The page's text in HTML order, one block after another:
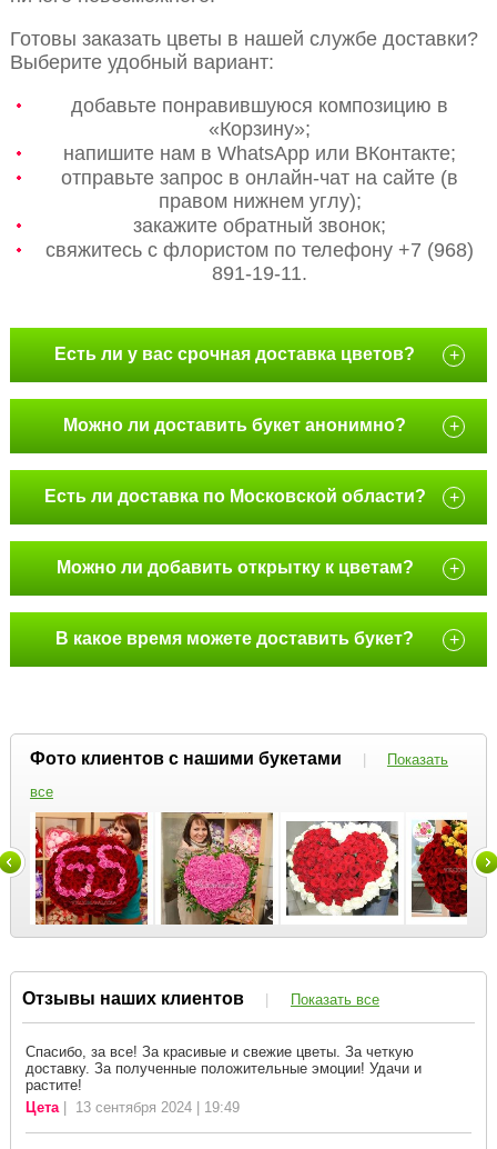
Готовы заказать цветы в нашей службе доставки?
Выберите удобный вариант:
добавьте понравившуюся композицию в
«Корзину»;
напишите нам в WhatsApp или ВКонтакте;
отправьте запрос в онлайн-чат на сайте (в
правом нижнем углу);
закажите обратный звонок;
свяжитесь с флористом по телефону +7 (968)
891-19-11.
Есть ли у вас срочная доставка цветов? +
Можно ли доставить букет анонимно? +
Есть ли доставка по Московской области? +
Можно ли добавить открытку к цветам? +
В какое время можете доставить букет? +
Фото клиентов с нашими букетами |
Показать
все
Отзывы наших клиентов | Показать все
Спасибо, за все! За красивые и свежие цветы. За четкую
доставку. За полученные положительные эмоции! Удачи и
растите!
Цета| 13 сентября 2024 | 19:49